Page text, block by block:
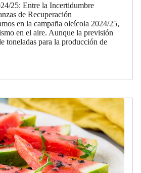
25: Entre la Incertidumbre
de Recuperación
en la campaña oleícola 2024/25,
en el aire. Aunque la previsión
toneladas para la producción de